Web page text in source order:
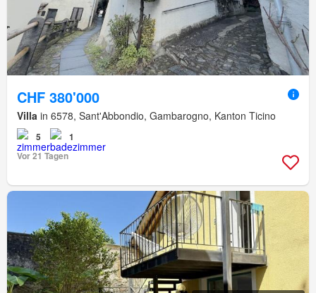
CHF 380'000
Villa in 6578, Sant'Abbondio, Gambarogno, Kanton Ticino
5
1
Vor 21 Tagen